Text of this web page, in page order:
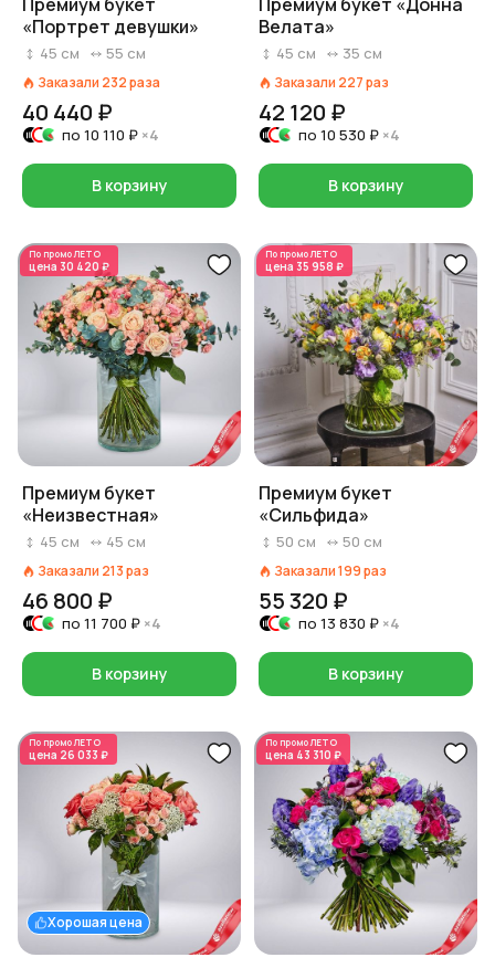
«Портрет девушки»
45 см 55 см
Заказали 232раза
40 440 ₽
по 10 110 ₽ ×4
В корзину
Велата»
45 см 35 см
Заказали 227раз
42 120 ₽
по 10 530 ₽ ×4
В корзину
По промоЛЕТО
цена 30 420 ₽
Премиум букет
«Неизвестная»
45 см 45 см
Заказали 213раз
46 800 ₽
по 11 700 ₽ ×4
В корзину
По промоЛЕТО
цена 35 958 ₽
Премиум букет
«Сильфида»
50 см 50 см
Заказали199раз
55 320 ₽
по 13 830 ₽ ×4
В корзину
По промоЛЕТО
цена 26 033 ₽
Хорошая цена
По промоЛЕТО
цена 43 310 ₽